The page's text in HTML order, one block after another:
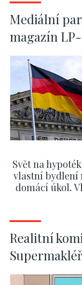
Mediální
magazín
Svět na
vlastní bydlení
domácí úkol.
Realitní